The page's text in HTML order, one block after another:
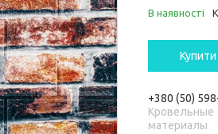
В наявності
Купити
+380 (50)
Кровельные
материалы